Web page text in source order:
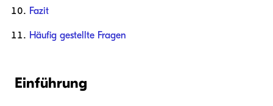
Fazit
Häufig gestellte Fragen
Einführung